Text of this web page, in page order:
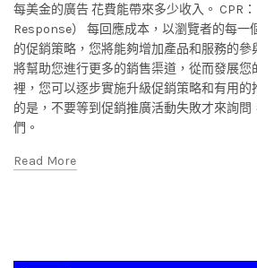
每美金的廣告 花費能帶來多少收入。 CPR
Response） 每回應成本，以瀏覽者的每一
的促銷策略，您將能夠增加產品和服務的
將幫助您進行更多的銷售渠道，從而發展您
裡，您可以逐步實施升級促銷策略和有用的
的是，不要等到促銷推廣活動失敗才來詢
們。
Read More